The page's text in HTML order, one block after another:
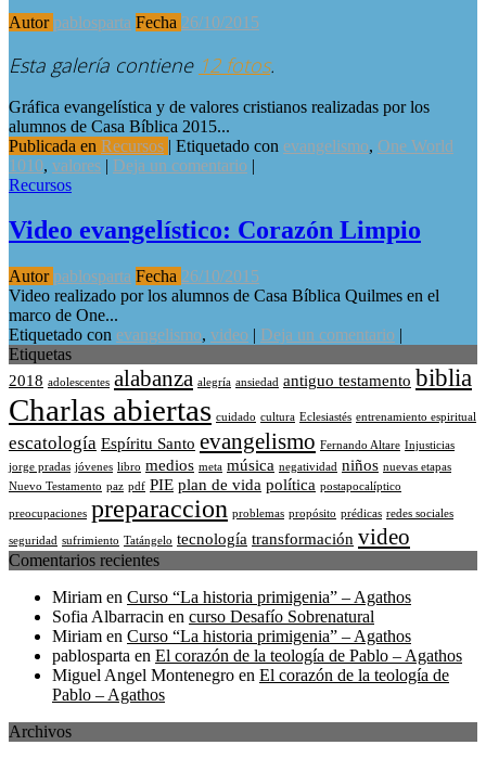
Autor pablosparta Fecha 26/10/2015
Esta galería contiene 12 fotos.
Gráfica evangelística y de valores cristianos realizadas por los
alumnos de Casa Bíblica 2015...
Publicada en Recursos | Etiquetado con evangelismo, One World
1010, valores | Deja un comentario |
Recursos
Video evangelístico: Corazón Limpio
Autor pablosparta Fecha 26/10/2015
Video realizado por los alumnos de Casa Bíblica Quilmes en el
marco de One...
Etiquetado con evangelismo, video | Deja un comentario |
Etiquetas
2018 adolescentes alabanza alegría ansiedad antiguo testamento biblia
Charlas abiertas cuidado cultura Eclesiastés entrenamiento espiritual
escatología Espíritu Santo evangelismo Fernando Altare Injusticias
jorge pradas jóvenes libro medios meta música negatividad niños nuevas etapas
Nuevo Testamento paz pdf PIE plan de vida política postapocalíptico
preocupaciones preparaccion problemas propósito prédicas redes sociales
seguridad sufrimiento Tatángelo tecnología transformación video
Comentarios recientes
Miriam en Curso “La historia primigenia” – Agathos
Sofia Albarracin en curso Desafío Sobrenatural
Miriam en Curso “La historia primigenia” – Agathos
pablosparta en El corazón de la teología de Pablo – Agathos
Miguel Angel Montenegro en El corazón de la teología de
Pablo – Agathos
Archivos